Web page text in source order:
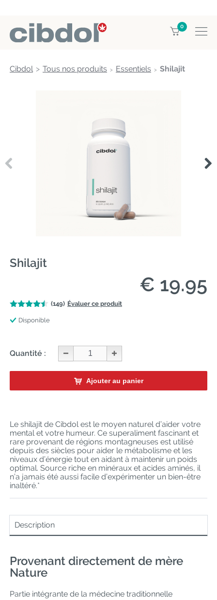
0
Cibdol Tous nos produits Essentiels Shilajit
Shilajit
€ 19.95
(149) Évaluer ce produit
Disponible
Quantité :
Ajouter au panier
Le shilajit de Cibdol est le moyen naturel d’aider votre
mental et votre humeur. Ce superaliment fascinant et
rare provenant de régions montagneuses est utilisé
depuis des siècles pour aider le métabolisme et les
niveaux d’énergie tout en aidant à maintenir un poids
optimal. Source riche en minéraux et acides aminés, il
n’a jamais été aussi facile d’expérimenter un bien-être
inaltéré.*
Description
Provenant directement de mère
Nature
Partie intégrante de la médecine traditionnelle